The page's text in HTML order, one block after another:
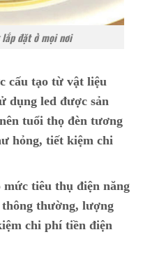
lắp đặt ở mọi nơi
cấu tạo từ vật liệu
dụng led được sản
tuổi thọ đèn tương
hỏng, tiết kiệm chi
mức tiêu thụ điện năng
thường, lượng
chi phí tiền điện